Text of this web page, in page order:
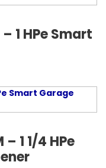
1 HPe Smart
1 1/4 HPe